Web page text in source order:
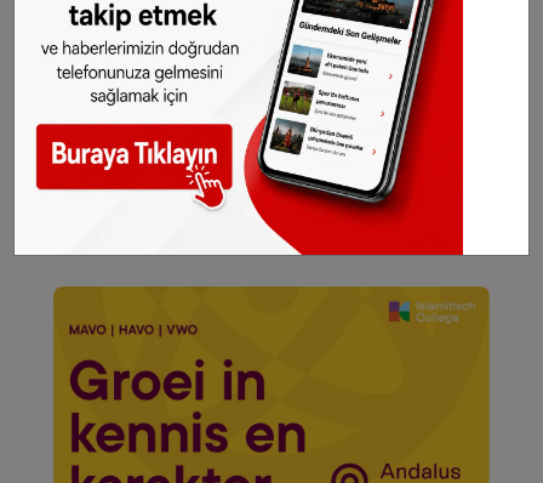
seçtiğimiz haberler her gün telefonunuza
gelsin!Abone olmak için tıklayın
Sitemizde yayımlanan haberlerin her türlü
hakkıSONHABER.eu ’ya aittir. Haberin linki
kaynak olarak gösterilmeden alınan haberler
için hukuki işlem başlatılacaktır.